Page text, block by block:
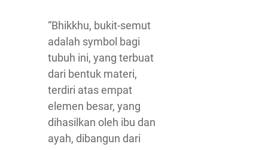
“Bhikkhu, bukit-semut
adalah symbol bagi
tubuh ini, yang terbuat
dari bentuk materi,
terdiri atas empat
elemen besar, yang
dihasilkan oleh ibu dan
ayah, dibangun dari